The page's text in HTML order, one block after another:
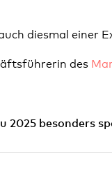
diesmal einer
des
2025 besonders